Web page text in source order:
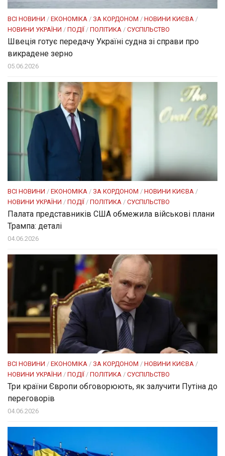
ВСІ НОВИНИ / ЕКОНОМІКА / ЗА КОРДОНОМ / НОВИНИ КИЄВА /
НОВИНИ УКРАЇНИ / ПОДІЇ / ПОЛІТИКА / СУСПІЛЬСТВО
Швеція готує передачу Україні судна зі справи про
викрадене зерно
05.06.2026
ВСІ НОВИНИ / ЕКОНОМІКА / ЗА КОРДОНОМ / НОВИНИ КИЄВА /
НОВИНИ УКРАЇНИ / ПОДІЇ/ ПОЛІТИКА / СУСПІЛЬСТВО
Палата представників США обмежила військові плани
Трампа: деталі
04.06.2026
ВСІ НОВИНИ / ЕКОНОМІКА / ЗА КОРДОНОМ / НОВИНИ КИЄВА /
НОВИНИ УКРАЇНИ / ПОДІЇ/ ПОЛІТИКА / СУСПІЛЬСТВО
Три країни Європи обговорюють, як залучити Путіна до
переговорів
04.06.2026